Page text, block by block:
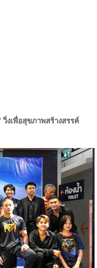
งเพื่อสุขภาพสร้างสรรค์